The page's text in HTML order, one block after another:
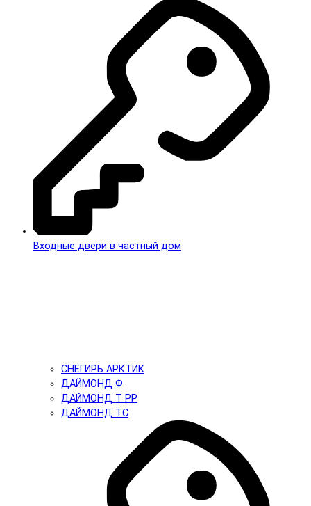
Входные двери в частный дом
СНЕГИРЬ АРКТИК
ДАЙМОНД Ф
ДАЙМОНД Т PP
ДАЙМОНД ТС